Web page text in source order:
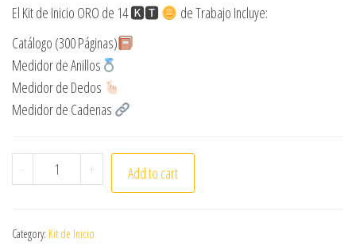
El Kit de Inicio ORO de 14 🅺🆃
de Trabajo Incluye:
Catálogo (300 Páginas)
Medidor de Anillos
Medidor de Dedos
Medidor de Cadenas
- Kit de Inicio Oro Por Catálogo 14K quantity
+ Add to cart
Category: Kit de Inicio